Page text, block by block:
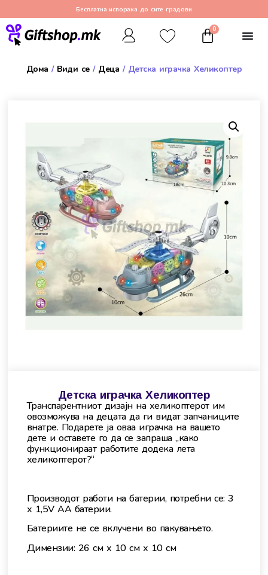
Бесплатна испорака до сите градови
0
Дома / Види се/ Деца / Детска играчка Хеликоптер
Детска играчка Хеликоптер
Транспарентниот дизајн на хеликоптерот им
овозможува на децата да ги видат запчаниците
внатре. Подарете ја оваа играчка на вашето
дете и оставете го да се запраша „како
функционираат работите додека лета
хеликоптерот?“
Производот работи на батерии, потребни се: 3
х 1,5V AA батерии.
Батериите не се вклучени во пакувањето.
Димензии: 26 см х 10 см х 10 см